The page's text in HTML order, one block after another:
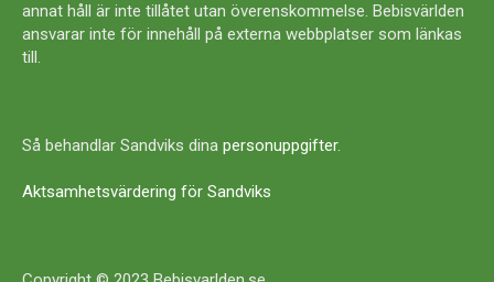
annat håll är inte tillåtet utan överenskommelse. Bebisvärlden
ansvarar inte för innehåll på externa webbplatser som länkas
till.
Så behandlar Sandviks dina personuppgifter.
Aktsamhetsvärdering för Sandviks